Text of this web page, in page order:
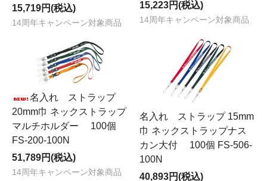
15,719円(税込)
14周年キャンペーン対象商品
15,223円(税込)
14周年キャンペーン対象商品
名入れ ストラップ
20mm巾 ネックストラップ
マルチホルダー 100個
FS-200-100N
51,789円(税込)
14周年キャンペーン対象商品
名入れ ストラップ 15mm
巾 ネックストラップナス
カン大付 100個 FS-506-
100N
40,893円(税込)